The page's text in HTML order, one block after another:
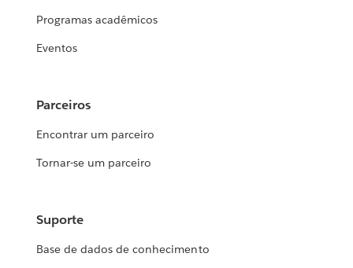
Programas acadêmicos
Eventos
Parceiros
Encontrar um parceiro
Tornar-se um parceiro
Suporte
Base de dados de conhecimento